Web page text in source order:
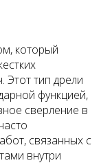
который
Этот тип дрели
функцией,
сверление в
связанных с
внутри